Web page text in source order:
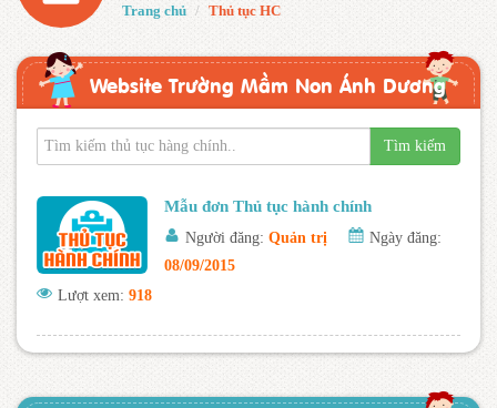
Trang chủ Thủ tục HC
Website Trường Mầm Non Ánh Dương
Tìm kiếm
Mẫu đơn Thủ tục hành chính
Người đăng: Quản trị
Ngày đăng:
08/09/2015
Lượt xem: 918